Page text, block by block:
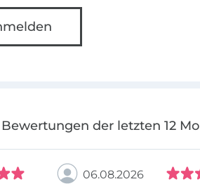
der letzten 12
06.08.2026